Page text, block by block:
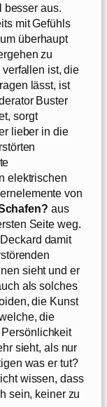
besser aus.
mit Gefühls
überhaupt
zu
ist, die
lässt, ist
Buster
sorgt
lieber in die
elektrischen
von
aus
Seite weg.
damit
sieht und er
als solches
die Kunst
die
sieht, als nur
was er tut?
wissen, dass
sein, keiner zu